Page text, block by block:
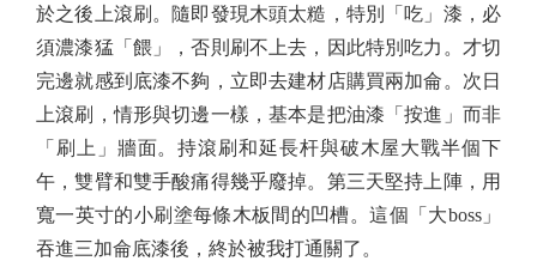
於之後上滾刷。隨即發現木頭太糙，特別「吃」漆，必
須濃漆猛「餵」，否則刷不上去，因此特別吃力。才切
完邊就感到底漆不夠，立即去建材店購買兩加侖。次日
上滾刷，情形與切邊一樣，基本是把油漆「按進」而非
「刷上」牆面。持滾刷和延長杆與破木屋大戰半個下
午，雙臂和雙手酸痛得幾乎廢掉。第三天堅持上陣，用
寬一英寸的小刷塗每條木板間的凹槽。這個「大boss」
吞進三加侖底漆後，終於被我打通關了。